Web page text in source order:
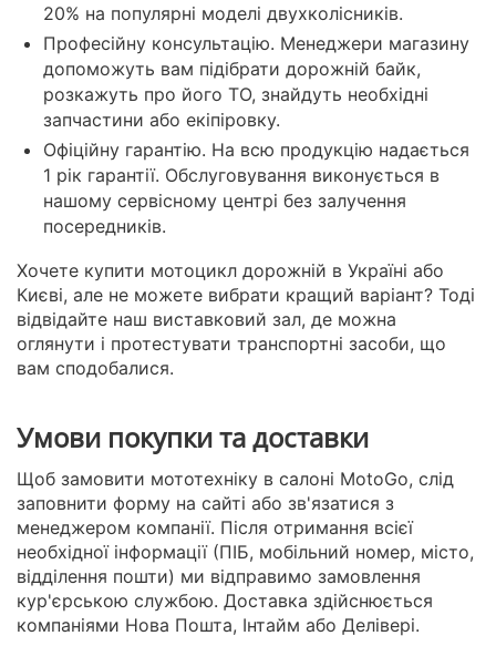
20% на популярні моделі двухколісників.
Професійну консультацію. Менеджери магазину
допоможуть вам підібрати дорожній байк,
розкажуть про його ТО, знайдуть необхідні
запчастини або екіпіровку.
Офіційну гарантію. На всю продукцію надається
1 рік гарантії. Обслуговування виконується в
нашому сервісному центрі без залучення
посередників.
Хочете купити мотоцикл дорожній в Україні або
Києві, але не можете вибрати кращий варіант? Тоді
відвідайте наш виставковий зал, де можна
оглянути і протестувати транспортні засоби, що
вам сподобалися.
Умови покупки та доставки
Щоб замовити мототехніку в салоні MotoGo, слід
заповнити форму на сайті або зв'язатися з
менеджером компанії. Після отримання всієї
необхідної інформації (ПІБ, мобільний номер, місто,
відділення пошти) ми відправимо замовлення
кур'єрською службою. Доставка здійснюється
компаніями Нова Пошта, Інтайм або Делівері.